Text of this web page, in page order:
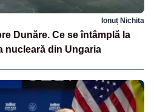
Ionuț Nichita
Dunăre. Ce se întâmplă la
nucleară din Ungaria